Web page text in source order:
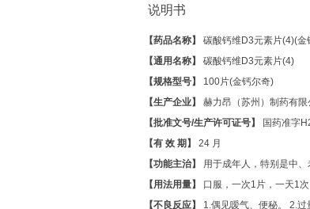
说明书
【药品名称】
碳酸钙维D3元素片(4)(金
【通用名称】
碳酸钙维D3元素片(4)
【规格型号】
100片(金钙尔奇)
【生产企业】
赫力昂（苏州）制药有
【批准文号/生产许可证号】
国药准字
【有 效 期】
24 月
【功能主治】
用于成年人，特别是中
【用法用量】
口服，一次1片，一天1次
【不良反应】
1.偶见嗳气、便秘。 2.